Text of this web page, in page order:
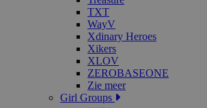
TXT
WayV
Xdinary Heroes
Xikers
XLOV
ZEROBASEONE
Zie meer
Girl Groups